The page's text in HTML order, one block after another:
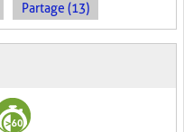
Partage (13)